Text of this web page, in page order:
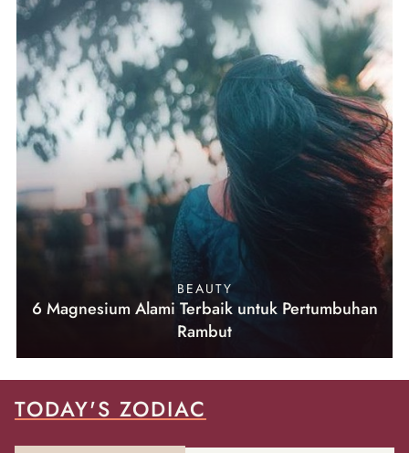
BEAUTY
6 Magnesium Alami Terbaik untuk Pertumbuhan
Rambut
TODAY'S ZODIAC